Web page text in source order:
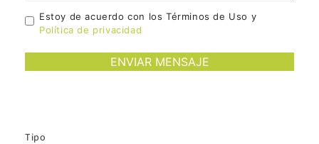
Estoy de acuerdo con los Términos de Uso y
Política de privacidad
Tipo